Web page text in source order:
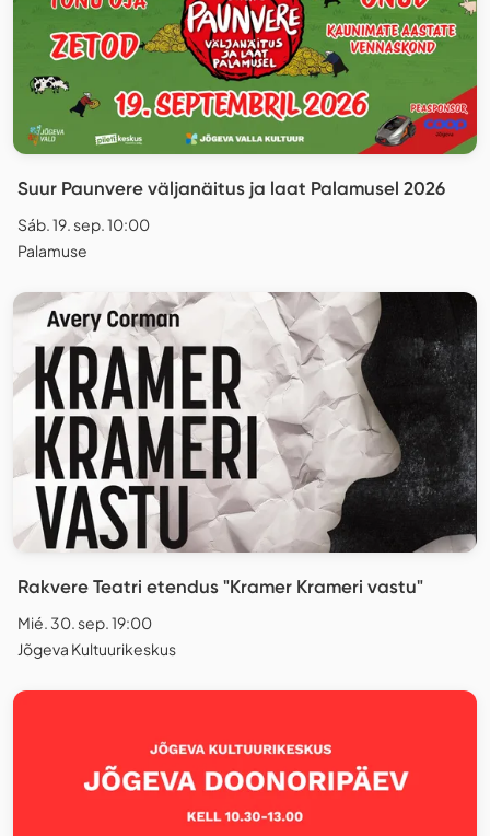
Suur Paunvere väljanäitus ja laat Palamusel 2026
Sáb. 19. sep. 10:00
Palamuse
Rakvere Teatri etendus "Kramer Krameri vastu"
Mié. 30. sep. 19:00
Jõgeva Kultuurikeskus